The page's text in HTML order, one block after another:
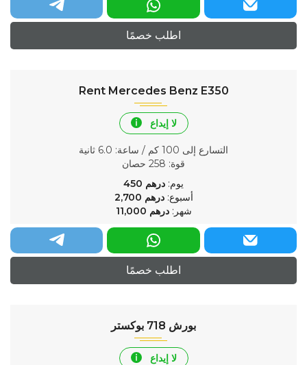
اطلب خصمًا
Rent Mercedes Benz E350
لا إيداع
التسارع إلى 100 كم / ساعة
: 6.0 ثانية
قوة: 258 حصان
يوم: درهم
أسبوع: درهم
شهر: درهم
اطلب خصمًا
بورش 718 بوكستر
لا إيداع